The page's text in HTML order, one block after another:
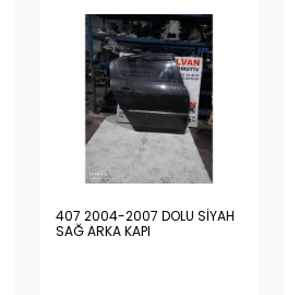
407 2004-2007 DOLU SİYAH
SAĞ ARKA KAPI